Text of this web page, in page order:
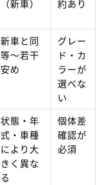
（新車）
約あり
新車と同
等〜若干
安め
グレー
ド・カ
ラーが
選べな
い
状態・年
式・車種
により大
きく異な
る
個体差
確認が
必須